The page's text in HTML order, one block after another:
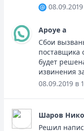
Apoye a
Сбои
поставщика
будет
извинения
08.09.2019 в
Шаров
Решил